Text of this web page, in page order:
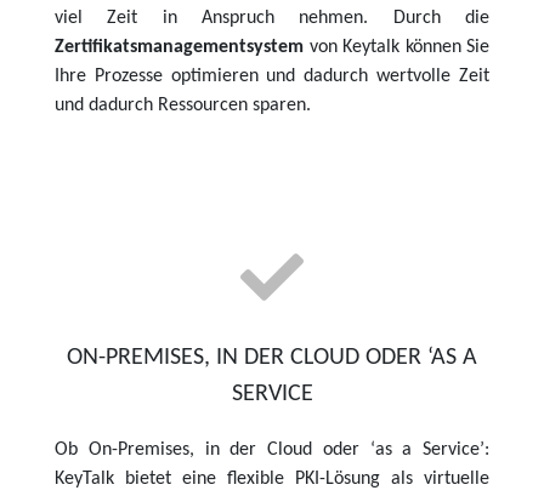
viel Zeit in Anspruch nehmen. Durch die
Zertifikatsmanagementsystem von Keytalk können Sie
Ihre Prozesse optimieren und dadurch wertvolle Zeit
und dadurch Ressourcen sparen.
ON-PREMISES, IN DER CLOUD ODER ‘AS A
SERVICE
Ob On-Premises, in der Cloud oder ‘as a Service’:
KeyTalk bietet eine flexible PKI-Lösung als virtuelle